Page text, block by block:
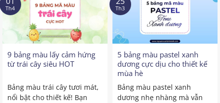
9 bảng màu lấy cảm hứng
từ trái cây siêu HOT
Bảng màu trái cây tươi mát,
nổi bật cho thiết kế! Bạn
Th4
5 bảng màu pastel xanh
dương cực dịu cho thiết kế
mùa hè
Bảng màu pastel xanh
dương nhẹ nhàng mà vẫn
Th3